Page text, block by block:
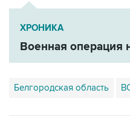
ХРОНИКА
Военная операция
Белгородская область